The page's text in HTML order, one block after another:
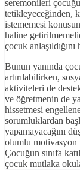
seremonileri
tetikleyeceğinden,
istememesi
haline
çocuk
Bunun yanında
artırılabilirken,
aktiviteleri de
ve öğretmenin de
hissetmesi
sorumluklardan
yapamayacağını
olumlu motivasyon
Çocuğun sınıfa
çocuk mutlaka